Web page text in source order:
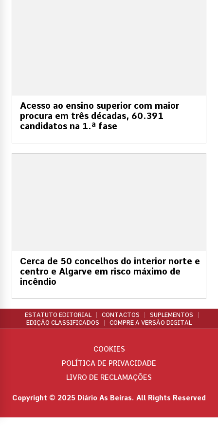
Acesso ao ensino superior com maior
procura em três décadas, 60.391
candidatos na 1.ª fase
Cerca de 50 concelhos do interior norte e
centro e Algarve em risco máximo de
incêndio
ESTATUTO EDITORIAL CONTACTOS
SUPLEMENTOS
EDIÇÃO CLASSIFICADOS
COMPRE A VERSÃO DIGITAL
Copyright © 2025 Diário As Beiras. All Rights Reserved
COOKIES
POLÍTICA DE PRIVACIDADE
LIVRO DE RECLAMAÇÕES